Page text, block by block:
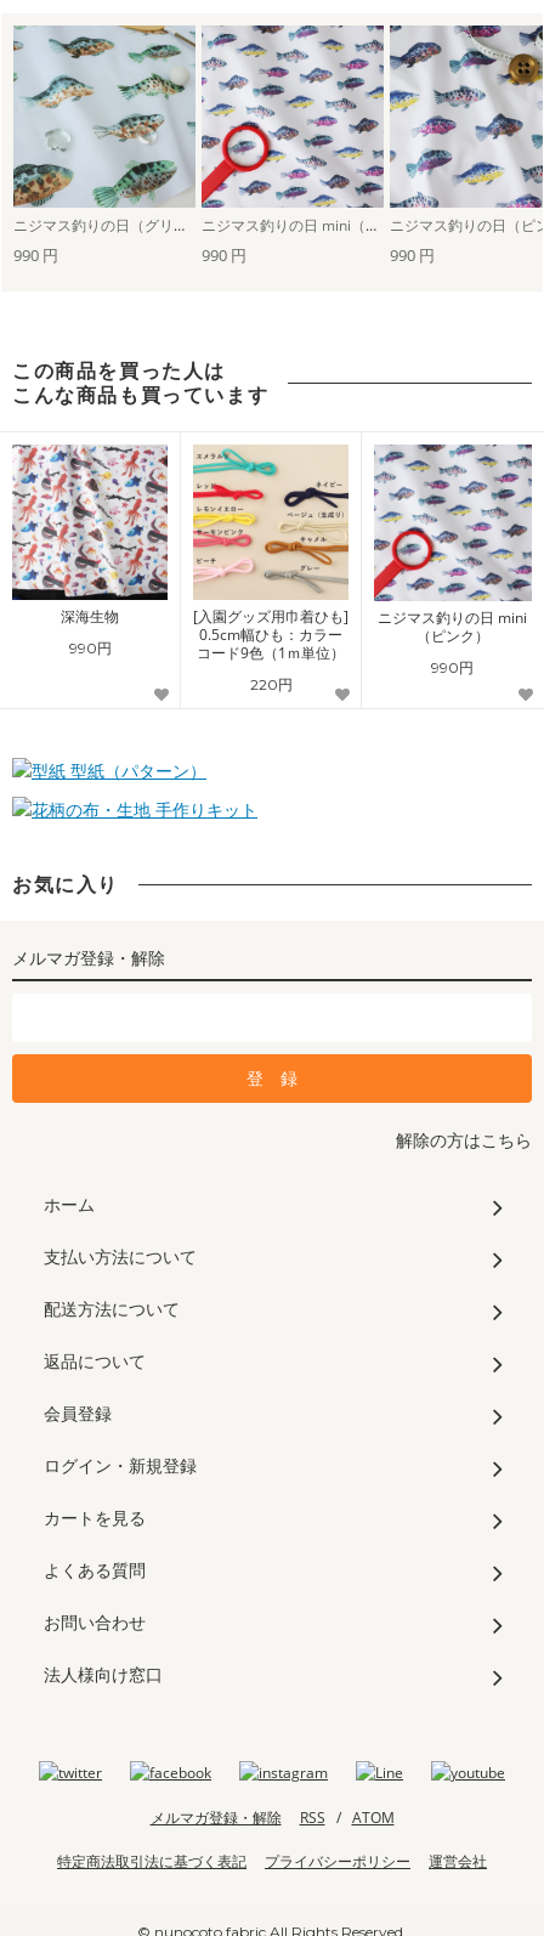
ニジマス釣りの日（グリーン） ニジマス釣りの日 mini（ピンク）
990 円 990 円 990 円
この商品を買った人は
こんな商品も買っています
深海生物
990円
[入園グッズ用巾着ひも]
0.5cm幅ひも：カラー
コード9色（1ｍ単位）
220円
ニジマス釣りの日 mini
（ピンク）
990円
型紙（パターン）
手作りキット
お気に入り
メルマガ登録・解除
解除の方はこちら
ホーム
支払い方法について
配送方法について
返品について
会員登録
ログイン・新規登録
カートを見る
よくある質問
お問い合わせ
法人様向け窓口
メルマガ登録・解除 RSS / ATOM
特定商法取引法に基づく表記 プライバシーポリシー 運営会社
© nunocoto fabric All Rights Reserved.